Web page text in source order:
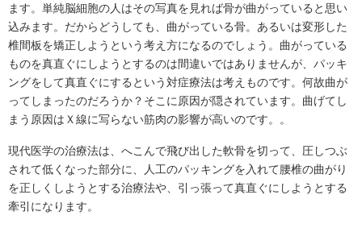
ます。単純脳細胞の人はその写真を見れば骨が曲がっていると思い
込みます。だからどうしても、曲がっている骨。あるいは変形した
椎間板を矯正しようという考え方になるのでしょう。曲がっている
ものを真直ぐにしようとするのは間違いではありませんが、パッキ
ングをして真直ぐにするという対症療法は考えものです。何故曲が
ってしまったのだろうか？そこに原因が隠されています。曲げてし
まう原因はＸ線に写らない筋肉の影響が高いのです。。
現代医学の治療法は、へこんで飛び出した軟骨を切って、圧しつぶ
されて低くなった部分に、人工のパッキングを入れて腰椎の曲がり
を正しくしようとする治療法や、引っ張って真直ぐにしようとする
牽引になります。